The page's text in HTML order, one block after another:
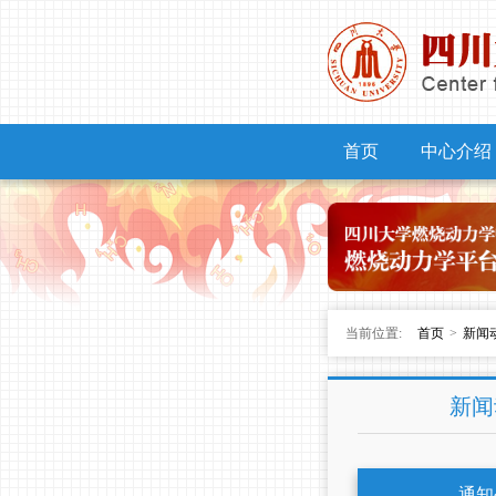
首页 中心介绍
当前位置: 首页 > 新闻
新